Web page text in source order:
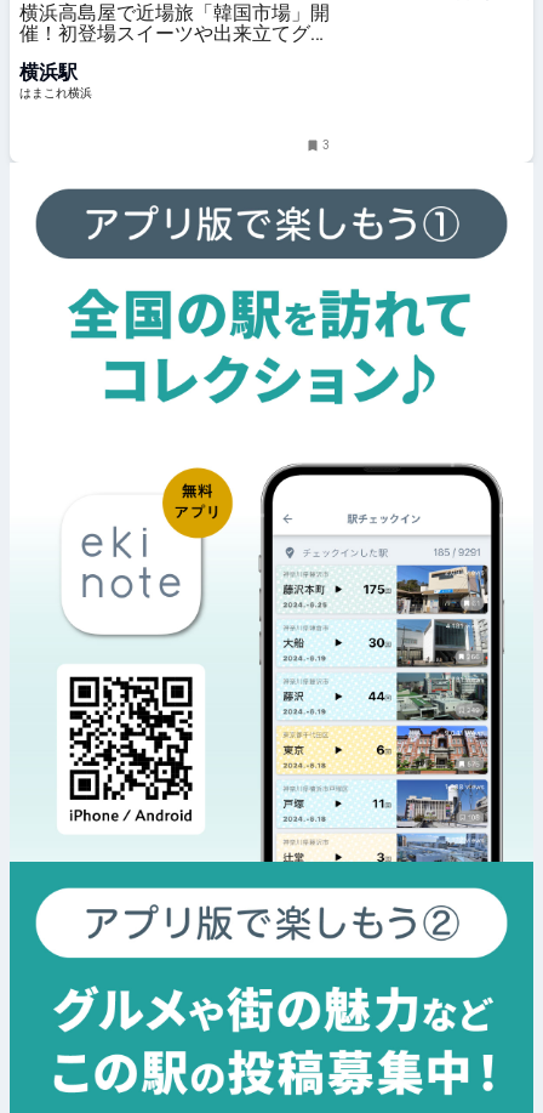
横浜高島屋で近場旅「韓国市場」開
催！初登場スイーツや出来立てグル
はまこれ横浜
横浜駅
はまこれ横浜
3